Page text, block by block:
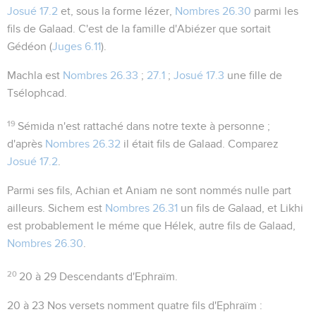
Josué 17.2 et, sous la forme Iézer Nombres 26.30 parmi les
fils de Galaad. C'est de la famille d'Abiézer que sortait
Gédéon (Juges 6.11).
Machla est Nombres 26.33 ; 27.1 ; Josué 17.3 une fille de
Tsélophcad.
19 Sémida n'est rattaché dans notre texte à personne ;
d'après Nombres 26.32 il était fils de Galaad. Comparez
Josué 17.2
Parmi ses fils, Achian et Aniam ne sont nommés nulle part
ailleurs. Sichem est Nombres 26.31 un fils de Galaad, et Likhi
est probablement le méme que Hélek, autre fils de Galaad,
Nombres 26.30
20 20 à 29 Descendants d'Ephraïm.
20 à 23 Nos versets nomment quatre fils d'Ephraïm :